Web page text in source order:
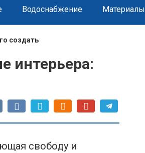
Водоснабжение Материалы
создать
интерьера:
свободу и